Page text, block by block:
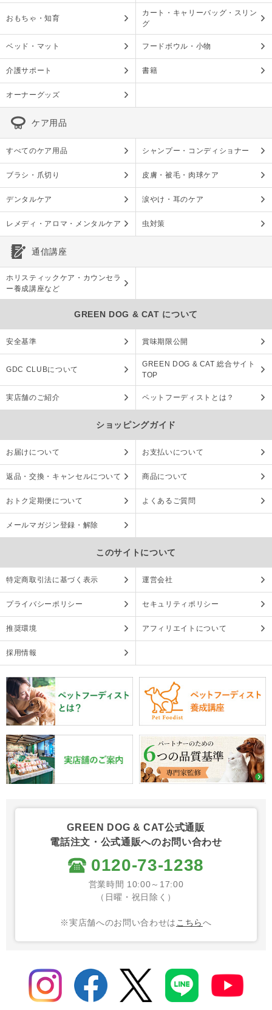
おもちゃ・知育
カート・キャリーバッグ・スリン
グ
ベッド・マット フードボウル・小物
介護サポート 書籍
オーナーグッズ
ケア用品
すべてのケア用品 シャンプー・コンディショナー
ブラシ・爪切り 皮膚・被毛・肉球ケア
デンタルケア 涙やけ・耳のケア
レメディ・アロマ・メンタルケア 虫対策
通信講座
ホリスティックケア・カウンセラ
ー養成講座など
GREEN DOG & CAT について
安全基準 賞味期限公開
GDC CLUBについて
GREEN DOG & CAT 総合サイト
TOP
実店舗のご紹介 ペットフーディストとは？
ショッピングガイド
お届けについて お支払いについて
返品・交換・キャンセルについて 商品について
おトク定期便について よくあるご質問
メールマガジン登録・解除
このサイトについて
特定商取引法に基づく表示 運営会社
プライバシーポリシー セキュリティポリシー
推奨環境 アフィリエイトについて
採用情報
GREEN DOG & CAT公式通販
電話注文・公式通販へのお問い合わせ
0120-73-1238
営業時間 10:00～17:00
（日曜・祝日除く）
※実店舗へのお問い合わせは こちらへ